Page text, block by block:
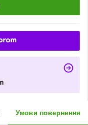
Умови повернення